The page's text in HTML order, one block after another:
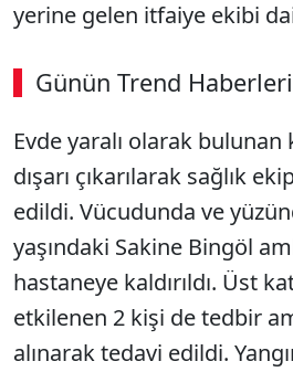
yerine gelen itfaiye ekibi
Günün Trend Haberleri
00:02 / 03:53
Evde yaralı olarak bulunan
dışarı çıkarılarak sağlık
edildi. Vücudunda ve
yaşındaki Sakine Bingöl
hastaneye kaldırıldı. Üst
etkilenen 2 kişi de tedbir
alınarak tedavi edildi.